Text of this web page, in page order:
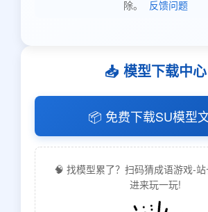
除。
反馈问题
📥 模型下载中心
📦 免费下载SU模型
🧠 找模型累了？扫码猜成语游戏-
进来玩一玩!